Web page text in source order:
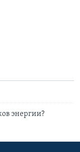
энергии?